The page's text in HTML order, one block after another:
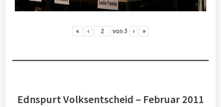
« ‹ von 3 › »
Ednspurt Volksentscheid – Februar 2011